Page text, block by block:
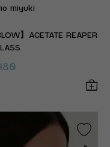
miyuki
】ACETATE REAPER